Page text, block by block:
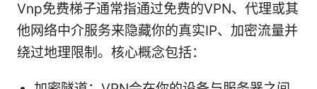
Vnp免费梯子通常指通过免费的VPN、代理或其
他网络中介服务来隐藏你的真实IP、加密流量并
绕过地理限制。核心概念包括：